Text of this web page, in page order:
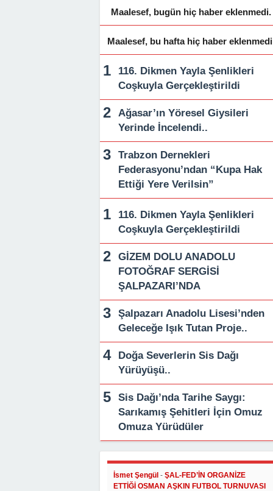
Maalesef, bugün hiç haber eklenmedi.
Maalesef, bu hafta hiç haber
116. Dikmen Yayla Şenlikleri
Coşkuyla Gerçekleştirildi
Ağasar’ın Yöresel Giysileri
Yerinde İncelendi..
Trabzon Dernekleri
Federasyonu’ndan “Kupa Hak
Ettiği Yere Verilsin”
116. Dikmen Yayla Şenlikleri
Coşkuyla Gerçekleştirildi
GİZEM DOLU ANADOLU
FOTOĞRAF SERGİSİ
ŞALPAZARI’NDA
Şalpazarı Anadolu Lisesi’nden
Geleceğe Işık Tutan Proje..
Doğa Severlerin Sis Dağı
Yürüyüşü..
Sis Dağı’nda Tarihe Saygı:
Sarıkamış Şehitleri İçin Omuz
Omuza Yürüdüler
İsmet Şengül - ŞAL-FED’İN ORGANİZE
ETTİĞİ OSMAN AŞKIN FUTBOL TURNUVASI